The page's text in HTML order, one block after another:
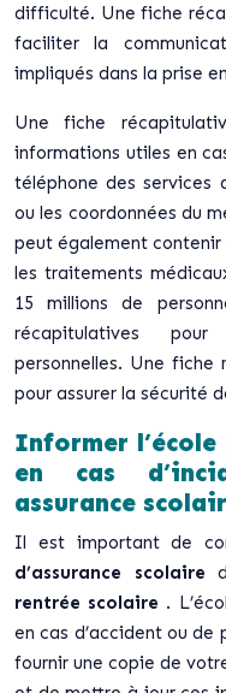
difficulté. Une fiche
faciliter la
impliqués dans la prise
Une fiche
informations utiles en
téléphone des services
ou les coordonnées du
peut également contenir
les traitements
15 millions de
récapitulatives
personnelles. Une
pour assurer la sécurité
Informer
en cas
assurance
Il est important de
d’assurance scolaire
rentrée scolaire .
en cas d’accident ou de
fournir une copie de